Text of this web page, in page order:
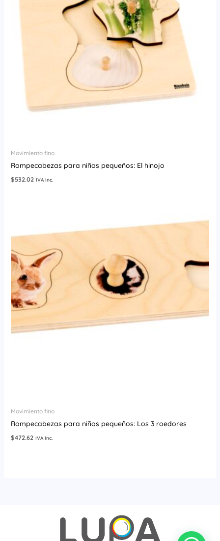
Movimiento fino
Rompecabezas para niños pequeños: El hinojo
$532.02 IVA Inc.
Movimiento fino
Rompecabezas para niños pequeños: Los 3 roedores
$472.62 IVA Inc.